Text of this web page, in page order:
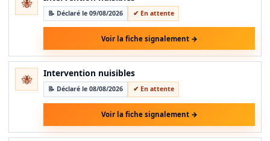
🐝
📝 Déclaré le 09/08/2026 ✔ En attente
Voir la fiche signalement →
🐝 Intervention nuisibles
📝 Déclaré le 08/08/2026 ✔ En attente
Voir la fiche signalement →